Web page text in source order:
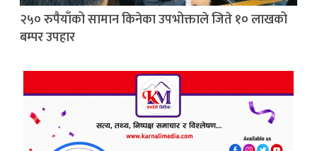
२५० रुपैयाँको सामान किनेका उपभोक्ताले जिते १० लाखको
बम्पर उपहार